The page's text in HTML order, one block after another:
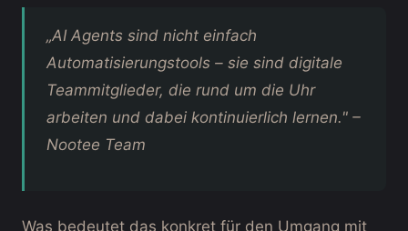
„AI Agents sind nicht einfach
Automatisierungstools – sie sind digitale
Teammitglieder, die rund um die Uhr
arbeiten und dabei kontinuierlich lernen." –
Nootee Team
Was bedeutet das konkret für den Umgang mit